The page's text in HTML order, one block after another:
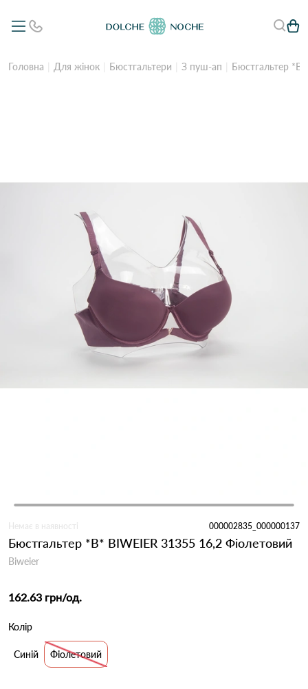
Головна Для жінок Бюстгальтери З пуш-ап Бюстгальтер
Немає в наявності 000002835_000000137
Бюстгальтер *B* BIWEIER 31355 16,2 Фіолетовий
Biweier
162.63 грн/од.
Колір
Синій Фіолетовий